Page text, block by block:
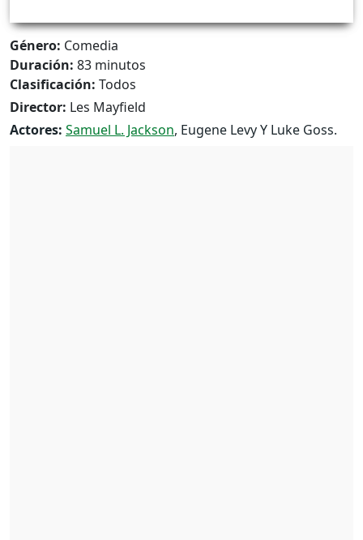
Género: Comedia
Duración: 83 minutos
Clasificación: Todos
Director: Les Mayfield
Actores: Samuel L. Jackson, Eugene Levy Y Luke Goss.